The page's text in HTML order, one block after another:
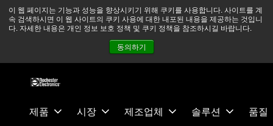
이 웹 페이지는 기능과 성능을 향상시키기 위해 쿠키를 사용합니다. 사이트를 계
속 검색하시면 이 웹 사이트의 쿠키 사용에 대한 내포된 내용을 제공하는 것입니
다. 자세한 내용은 개인 정보 보호 정책 및 쿠키 정책을 참조하시길 바랍니다.
동의하기
츠
건
중동 지역 상황을 지속적으로 주시하고 있으며, 모든 서비스는
정상적으로 운영되고 있습니다. 더 읽어보기 →
뉴스
문의하기
제품 시장 제조업체 솔루션
품질